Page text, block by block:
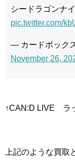
シードラゴンナ
pic.twitter.com/
— カードボック
November 26,
↑CAN:D LIVE ラ
上記のような買取